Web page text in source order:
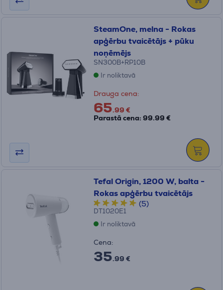
SteamOne, melna - Rokas
apģērbu tvaicētājs + pūku
noņēmējs
SN300B+RP10B
Ir noliktavā
Drauga cena:
65.99 €
Parastā cena: 99.99 €
Tefal Origin, 1200 W, balta -
Rokas apģērbu tvaicētājs
(5)
DT1020E1
Ir noliktavā
Cena:
35.99 €